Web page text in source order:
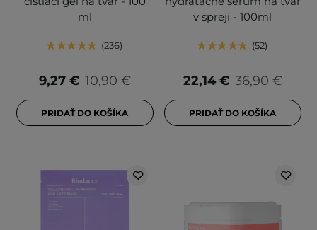
ml
236
10,90 €
9,27 €
PRIDAŤ DO KOŠÍKA
v spreji - 100ml
52
36,90 €
22,14 €
PRIDAŤ DO KOŠÍKA